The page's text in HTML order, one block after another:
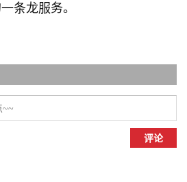
条龙服务。
评论